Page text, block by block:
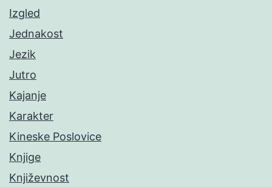
Izgled
Jednakost
Jezik
Jutro
Kajanje
Karakter
Kineske Poslovice
Knjige
Književnost